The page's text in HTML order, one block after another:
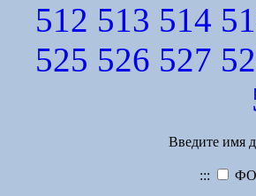
512 513 514
525 526 527
Введите имя
:::